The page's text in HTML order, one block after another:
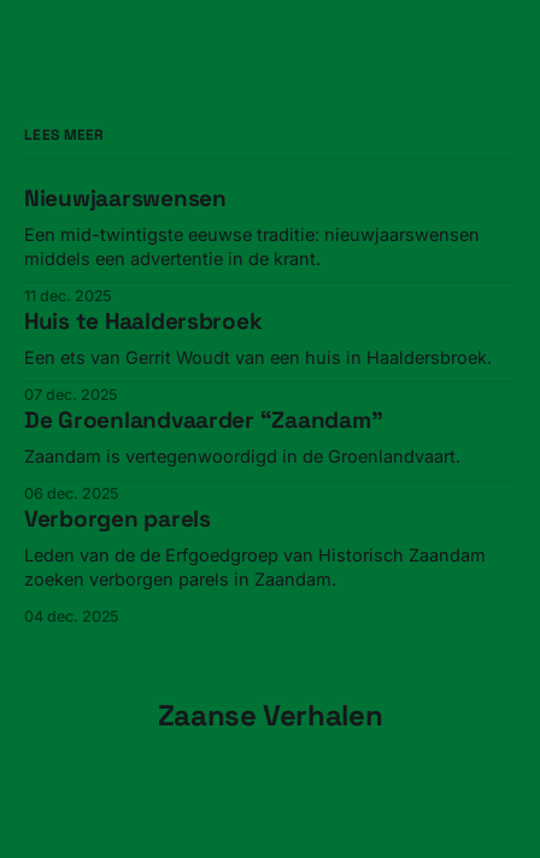
LEES MEER
Nieuwjaarswensen
Een mid-twintigste eeuwse traditie: nieuwjaarswensen
middels een advertentie in de krant.
11 dec. 2025
Huis te Haaldersbroek
Een ets van Gerrit Woudt van een huis in Haaldersbroek.
07 dec. 2025
De Groenlandvaarder “Zaandam”
Zaandam is vertegenwoordigd in de Groenlandvaart.
06 dec. 2025
Verborgen parels
Leden van de de Erfgoedgroep van Historisch Zaandam
zoeken verborgen parels in Zaandam.
04 dec. 2025
Zaanse Verhalen